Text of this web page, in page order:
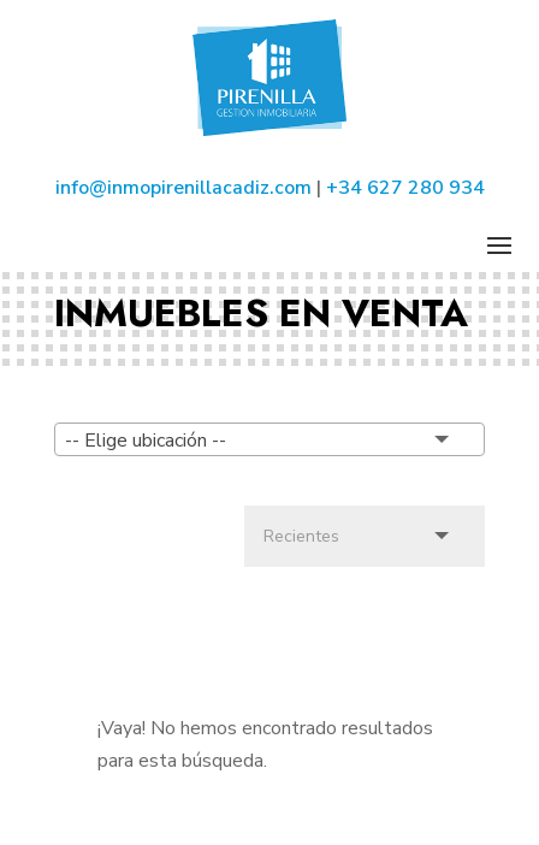
info@inmopirenillacadiz.com | +34 627 280 934
INMUEBLES EN VENTA
-- Elige ubicación --
¡Vaya! No hemos encontrado resultados
para esta búsqueda.